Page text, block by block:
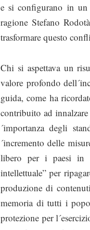
e si configurano in un
ragione Stefano
trasformare questo
Chi si aspettava un
valore profondo
guida, come ha
contribuito ad
´importanza degli
´incremento delle
libero per i paesi in
intellettuale” per
produzione di
memoria di tutti i
protezione per